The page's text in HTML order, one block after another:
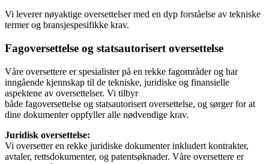
Vi leverer nøyaktige oversettelser med en dyp forståelse av tekniske
termer og bransjespesifikke krav.
Fagoversettelse og statsautorisert oversettelse
Våre oversettere er spesialister på en rekke fagområder og har
inngående kjennskap til de tekniske, juridiske og finansielle
aspektene av oversettelser. Vi tilbyr
både fagoversettelse og statsautorisert oversettelse, og sørger for at
dine dokumenter oppfyller alle nødvendige krav.
Juridisk oversettelse:
Vi oversetter en rekke juridiske dokumenter inkludert kontrakter,
avtaler, rettsdokumenter, og patentsøknader. Våre oversettere er